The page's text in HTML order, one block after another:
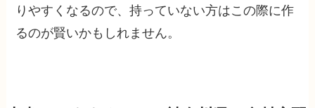
りやすくなるので、持っていない方はこの際に作
るのが賢いかもしれません。